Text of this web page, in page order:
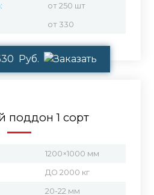
от 250 шт
от 330
Руб.
поддон 1 сорт
1200×1000 мм
ДО 2000 кг
20-22 мм